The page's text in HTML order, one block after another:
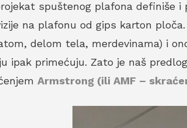
spuštenog plafona definiše
na plafonu od gips karton
delom tela, merdevinama) i
ipak primećuju. Zato je naš
Armstrong (ili AMF –